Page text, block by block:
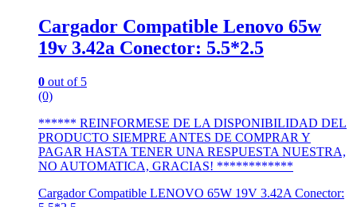
Cargador Compatible Lenovo 65w
19v 3.42a Conector: 5.5*2.5
0 out of 5
(0)
****** REINFORMESE DE LA DISPONIBILIDAD DEL
PRODUCTO SIEMPRE ANTES DE COMPRAR Y
PAGAR HASTA TENER UNA RESPUESTA NUESTRA,
NO AUTOMATICA, GRACIAS! ************
Cargador Compatible LENOVO 65W 19V 3.42A Conector: